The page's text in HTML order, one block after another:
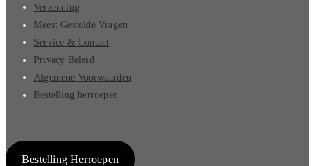
Verzending
Meest Gestelde Vragen
Service & Contact
Privacy Beleid
Algemene Voorwaarden
Bestelling herroepen
Bestelling Herroepen